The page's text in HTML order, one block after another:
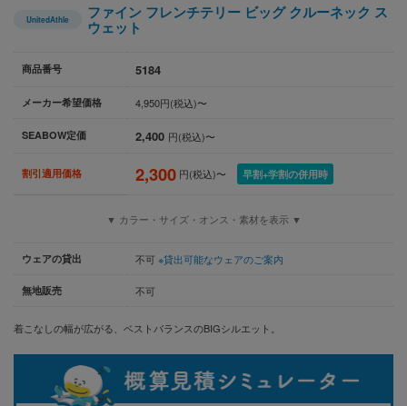
UnitedAthle ファイン フレンチテリー ビッグ クルーネック ス
ウェット
商品番号 5184
メーカー希望価格 4,950円(税込)〜
SEABOW定価 2,400 円(税込)〜
割引適用価格 2,300 円(税込)〜 早割+学割の併用時
▼ カラー・サイズ・オンス・素材を表示 ▼
ウェアの貸出 不可 ※貸出可能なウェアのご案内
無地販売 不可
着こなしの幅が広がる、ベストバランスのBIGシルエット。